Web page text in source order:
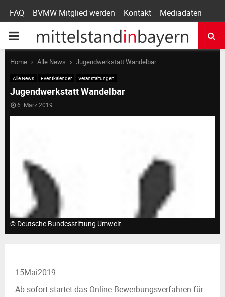
FAQ BVMW Mitglied werden Kontakt Mediadaten
P
R
I
M
M
Home Alle News Jugendwerkstatt Wandelbar
Alle News Eventkalender Veranstaltungen
Jugendwerkstatt Wandelbar
6. März 2019
© Deutsche Bundesstiftung Umwelt
15Mai2019
Ab sofort startet das Online-Bewerbungsverfahren für